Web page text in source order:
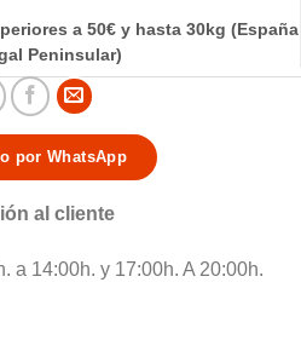
a 50€ y hasta 30kg (España
Peninsular)
por WhatsApp
al cliente
a 14:00h. y 17:00h. A 20:00h.